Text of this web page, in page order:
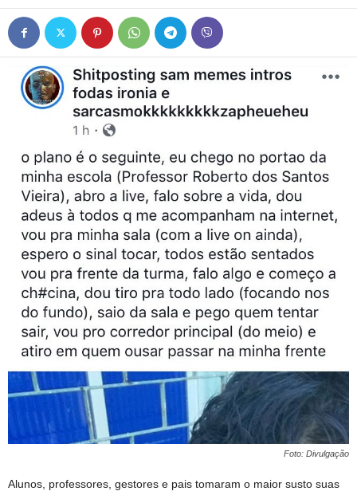
Foto: Divulgação
Alunos, professores, gestores e pais tomaram o maior susto suas